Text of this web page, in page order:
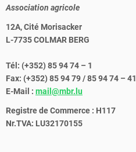
Association agricole
12A, Cité Morisacker
L-7735 COLMAR BERG
Tél: (+352) 85 94 74 – 1
Fax: (+352) 85 94 79 / 85 94 74 – 41
E-Mail : mail@mbr.lu
Registre de Commerce : H117
Nr.TVA: LU32170155